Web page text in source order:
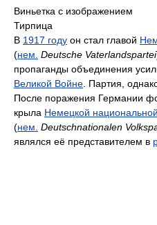
Виньетка с изображением
Тирпица
В 1917 году он стал главой
(нем. Deutsche Vaterlandspartei
пропаганды объединения
Великой Войне . Партия,
После поражения Германии
крыла Немецкой
(нем. Deutschnationalen
являлся её представителем в